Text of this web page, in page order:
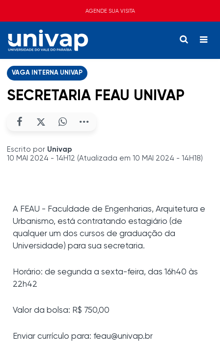
AGENDE SUA VISITA
VAGA INTERNA UNIVAP
SECRETARIA FEAU UNIVAP
Escrito por Univap
10 MAI 2024 - 14H12 (Atualizada em 10 MAI 2024 - 14H18)
A FEAU - Faculdade de Engenharias, Arquitetura e
Urbanismo, está contratando estagiário (de
qualquer um dos cursos de graduação da
Universidade) para sua secretaria.
Horário: de segunda a sexta-feira, das 16h40 às
22h42
Valor da bolsa: R$ 750,00
Enviar currículo para: feau@univap.br